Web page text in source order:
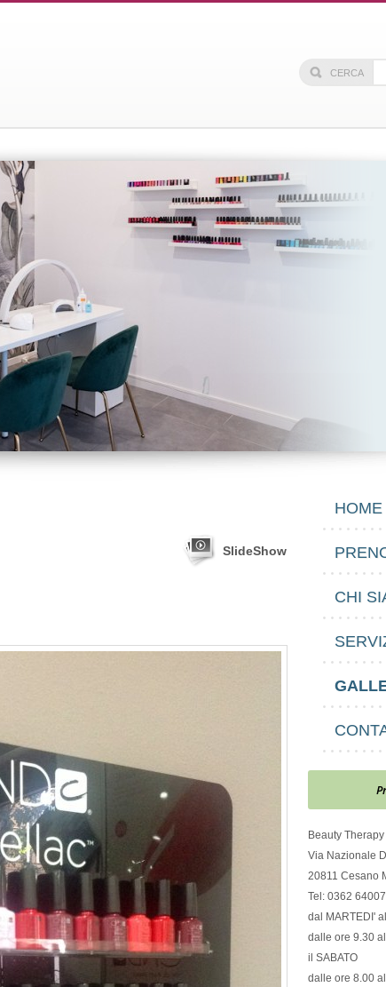
SlideShow
HOME
CHI
Beauty
Via Nazionale
20811 Cesano
Tel: 0362
dal MARTEDI'
dalle ore 9.30
il SABATO
dalle ore 8.00